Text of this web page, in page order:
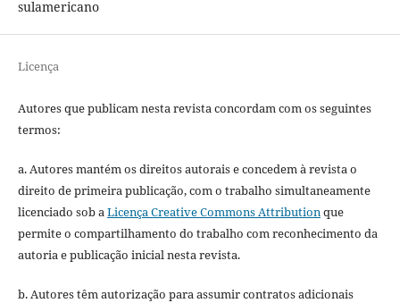
sulamericano
Licença
Autores que publicam nesta revista concordam com os seguintes
termos:
a. Autores mantém os direitos autorais e concedem à revista o
direito de primeira publicação, com o trabalho simultaneamente
licenciado sob aLicença Creative Commons Attributionque
permite o compartilhamento do trabalho com reconhecimento da
autoria e publicação inicial nesta revista.
b. Autores têm autorização para assumir contratos adicionais